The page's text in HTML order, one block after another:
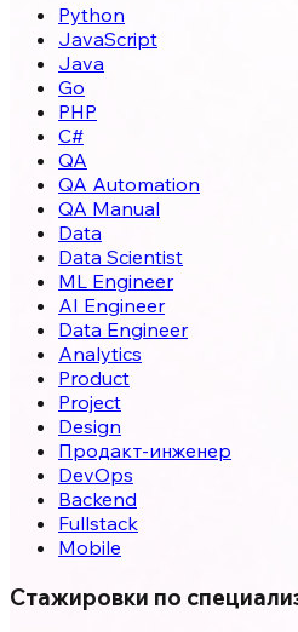
Python
JavaScript
Java
Go
PHP
C#
QA
QA Automation
QA Manual
Data
Data Scientist
ML Engineer
AI Engineer
Data Engineer
Analytics
Product
Project
Design
Продакт-инженер
DevOps
Backend
Fullstack
Mobile
Стажировки по